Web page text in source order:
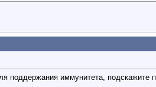
поддержания иммунитета, подскажите